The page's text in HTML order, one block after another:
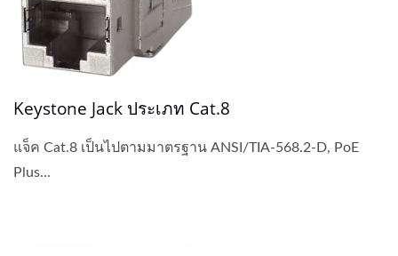
Keystone Jack ประเภท Cat.8
แจ็ค Cat.8 เป็นไปตามมาตรฐาน ANSI/TIA-568.2-D, PoE
Plus...